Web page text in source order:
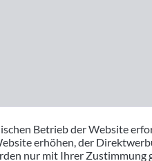
Betrieb der Website
erhöhen, der
nur mit Ihrer Zustimmung